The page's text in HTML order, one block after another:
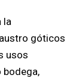
la
góticos
usos
bodega,